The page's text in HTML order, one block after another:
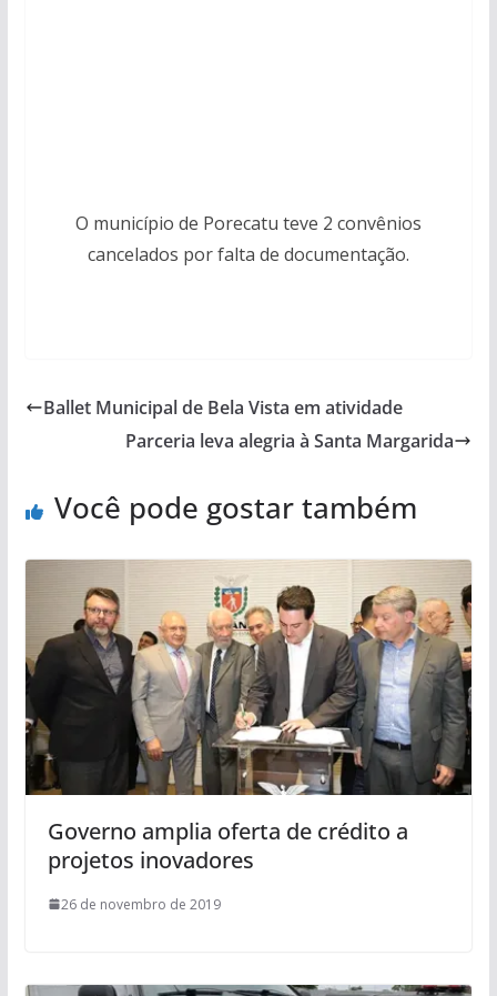
O município de Porecatu teve 2 convênios
cancelados por falta de documentação.
Ballet Municipal de Bela Vista em atividade
Parceria leva alegria à Santa Margarida
Você pode gostar também
Governo amplia oferta de crédito a
projetos inovadores
26 de novembro de 2019